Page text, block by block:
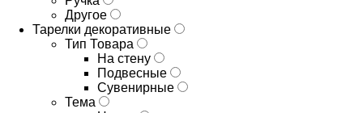
Другое
Тарелки декоративные
Тип Товара
На стену
Подвесные
Сувенирные
Тема